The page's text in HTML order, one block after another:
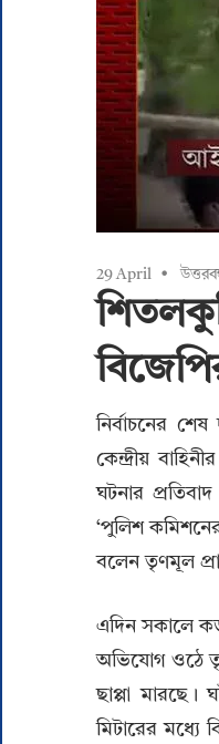
29 April
নির্বাচনের
কেন্দ্রীয়
ঘটনার
‘পুলিশ
বলেন তৃণমূল
এদিন সকালে
অভিযোগ ওঠে
ছাপ্পা
মিটারের মধ্যে